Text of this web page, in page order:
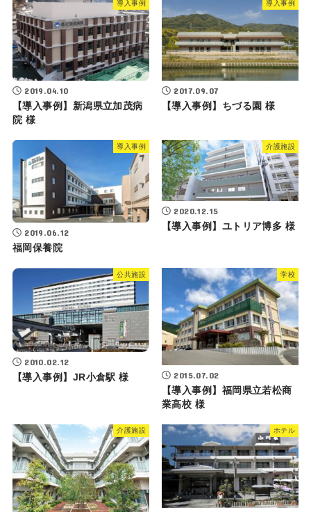
導入事例
2019.04.10
【導入事例】新潟県立加茂病
院 様
導入事例
2017.09.07
【導入事例】ちづる園 様
導入事例
2019.06.12
福岡保養院
介護施設
2020.12.15
【導入事例】ユトリア博多 様
公共施設
2010.02.12
【導入事例】JR小倉駅 様
学校
2015.07.02
【導入事例】福岡県立若松商
業高校 様
介護施設 ホテル